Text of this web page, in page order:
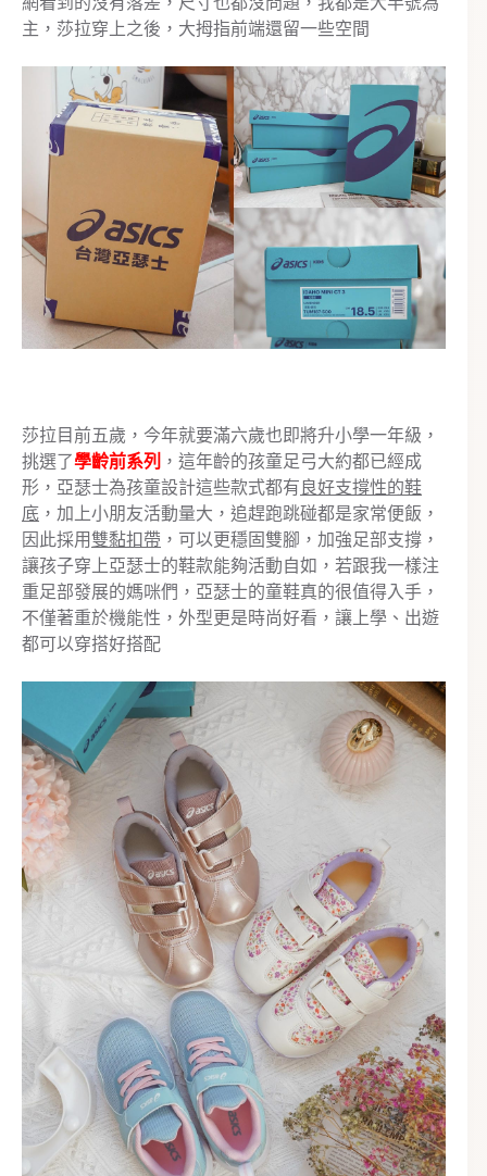
主，莎拉穿上之後，大拇指前端還留一些空間
莎拉目前五歲，今年就要滿六歲也即將升小學一年級，
挑選了學齡前系列 ，這年齡的孩童足弓大約都已經成
形，亞瑟士為孩童設計這些款式都有 良好支撐性的鞋
底 ，加上小朋友活動量大，追趕跑跳碰都是家常便飯，
因此採用雙黏扣帶 ，可以更穩固雙腳，加強足部支撐，
讓孩子穿上亞瑟士的鞋款能夠活動自如，若跟我一樣注
重足部發展的媽咪們，亞瑟士的童鞋真的很值得入手，
不僅著重於機能性，外型更是時尚好看，讓上學、出遊
都可以穿搭好搭配